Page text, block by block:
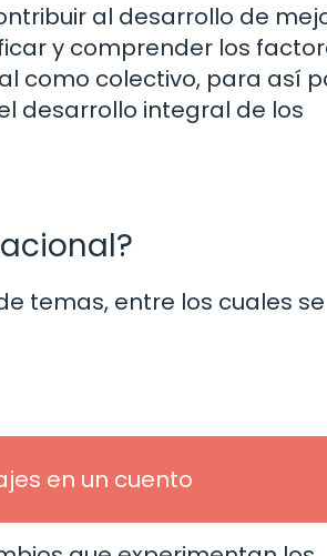
al desarrollo de
y comprender los
como colectivo, para así
desarrollo integral de los
temas, entre los cuales se
en un cuento